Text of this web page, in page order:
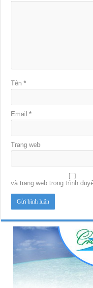
Tên*
Email*
Trang web
và trang web trong trình